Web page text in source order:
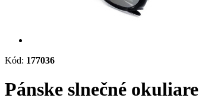
Kód: 177036
Pánske slnečné okuliare